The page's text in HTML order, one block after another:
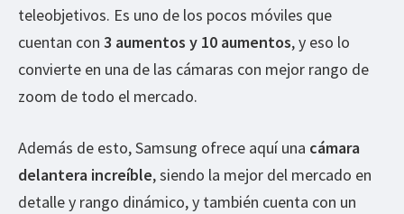
teleobjetivos. Es uno de los pocos móviles que
cuentan con 3 aumentos y 10 aumentos, y eso lo
convierte en una de las cámaras con mejor rango de
zoom de todo el mercado.
Además de esto, Samsung ofrece aquí una cámara
delantera increíble, siendo la mejor del mercado en
detalle y rango dinámico, y también cuenta con un